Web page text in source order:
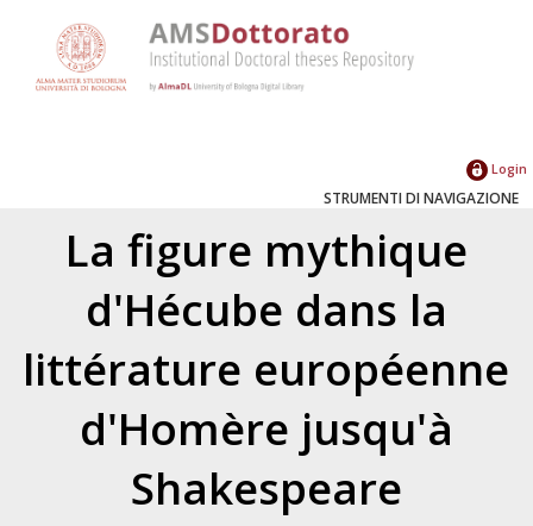
Login
STRUMENTI DI NAVIGAZIONE
La figure mythique
d'Hécube dans la
littérature européenne
d'Homère jusqu'à
Shakespeare